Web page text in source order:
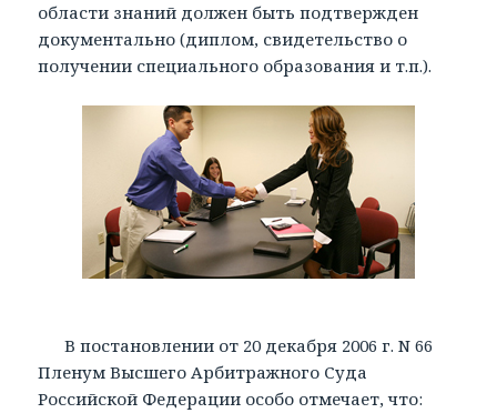
области знаний должен быть подтвержден
документально (диплом, свидетельство о
получении специального образования и т.п.).
В постановлении от 20 декабря 2006 г. N 66
Пленум Высшего Арбитражного Суда
Российской Федерации особо отмечает, что: